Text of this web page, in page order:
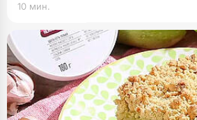
10 мин.